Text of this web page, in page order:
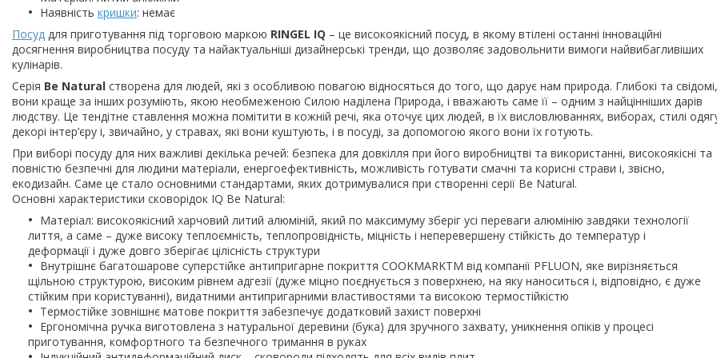
Наявність кришки: немає
Посуд для приготування під торговою маркою RINGEL IQ – це високоякісний посуд, в якому втілені останні інноваційні
досягнення виробництва посуду та найактуальніші дизайнерські тренди, що дозволяє задовольнити вимоги найвибагливіших
кулінарів.
Серія Be Natural створена для людей, які з особливою повагою відносяться до того, що дарує нам природа. Глибокі та свідомі,
вони краще за інших розуміють, якою необмеженою Силою наділена Природа, і вважають саме її – одним з найцінніших дарів
людству. Це тендітне ставлення можна помітити в кожній речі, яка оточує цих людей, в їх висловлюваннях, виборах, стилі
декорі інтер’єру і, звичайно, у стравах, які вони куштують, і в посуді, за допомогою якого вони їх готують.
При виборі посуду для них важливі декілька речей: безпека для довкілля при його виробництві та використанні, високоякісні та
повністю безпечні для людини матеріали, енергоефективність, можливість готувати смачні та корисні страви і, звісно,
екодизайн. Саме це стало основними стандартами, яких дотримувалися при створенні серії Be Natural.
Основні характеристики сковорідок IQ Be Natural:
Матеріал: високоякісний харчовий литий алюміній, який по максимуму зберіг усі переваги алюмінію завдяки технології
лиття, а саме – дуже високу теплоємність, теплопровідність, міцність і неперевершену стійкість до температур і
деформації і дуже довго зберігає цілісність структури
Внутрішнє багатошарове суперстійке антипригарне покриття COOKMARKTM від компанії PFLUON, яке вирізняється
щільною структурою, високим рівнем адгезії (дуже міцно поєднується з поверхнею, на яку наноситься і, відповідно, є дуже
стійким при користуванні), видатними антипригарними властивостями та високою термостійкістю
Термостійке зовнішнє матове покриття забезпечує додатковий захист поверхні
Ергономічна ручка виготовлена з натуральної деревини (бука) для зручного захвату, уникнення опіків у процесі
приготування, комфортного та безпечного тримання в руках